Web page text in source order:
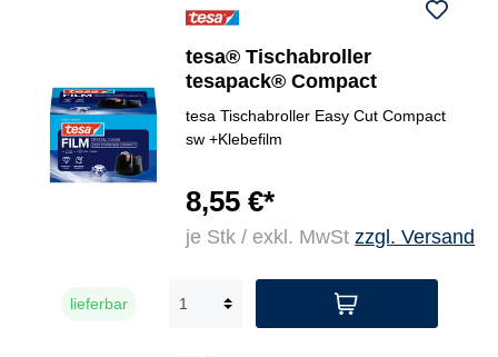
tesa® Tischabroller
tesapack® Compact
tesa Tischabroller Easy Cut Compact
sw +Klebefilm
8,55 €*
je Stk / exkl. MwStzzgl. Versand
lieferbar